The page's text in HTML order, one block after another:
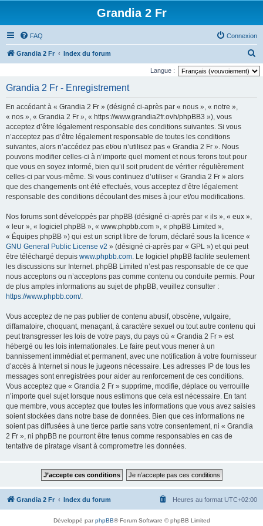
Grandia 2 Fr
FAQ Connexion
Grandia 2 Fr Index du forum
e
Langue :
Grandia 2 Fr - Enregistrement
En accédant à « Grandia 2 Fr » (désigné ci-après par « nous », « notre »,
« nos », « Grandia 2 Fr », « https://www.grandia2fr.ovh/phpBB3 »), vous
acceptez d’être légalement responsable des conditions suivantes. Si vous
n’acceptez pas d’être légalement responsable de toutes les conditions
suivantes, alors n’accédez pas et/ou n’utilisez pas « Grandia 2 Fr ». Nous
pouvons modifier celles-ci à n’importe quel moment et nous ferons tout pour
que vous en soyez informé, bien qu’il soit prudent de vérifier régulièrement
celles-ci par vous-même. Si vous continuez d’utiliser « Grandia 2 Fr » alors
que des changements ont été effectués, vous acceptez d’être légalement
responsable des conditions découlant des mises à jour et/ou modifications.
Nos forums sont développés par phpBB (désigné ci-après par « ils », « eux »,
« leur », « logiciel phpBB », « www.phpbb.com », « phpBB Limited »,
« Équipes phpBB ») qui est un script libre de forum, déclaré sous la licence «
GNU General Public License v2 » (désigné ci-après par « GPL ») et qui peut
être téléchargé depuis www.phpbb.com. Le logiciel phpBB facilite seulement
les discussions sur Internet. phpBB Limited n’est pas responsable de ce que
nous acceptons ou n’acceptons pas comme contenu ou conduite permis. Pour
de plus amples informations au sujet de phpBB, veuillez consulter :
https://www.phpbb.com/.
Vous acceptez de ne pas publier de contenu abusif, obscène, vulgaire,
diffamatoire, choquant, menaçant, à caractère sexuel ou tout autre contenu qui
peut transgresser les lois de votre pays, du pays où « Grandia 2 Fr » est
hébergé ou les lois internationales. Le faire peut vous mener à un
bannissement immédiat et permanent, avec une notification à votre fournisseur
d’accès à Internet si nous le jugeons nécessaire. Les adresses IP de tous les
messages sont enregistrées pour aider au renforcement de ces conditions.
Vous acceptez que « Grandia 2 Fr » supprime, modifie, déplace ou verrouille
n’importe quel sujet lorsque nous estimons que cela est nécessaire. En tant
que membre, vous acceptez que toutes les informations que vous avez saisies
soient stockées dans notre base de données. Bien que ces informations ne
soient pas diffusées à une tierce partie sans votre consentement, ni « Grandia
2 Fr », ni phpBB ne pourront être tenus comme responsables en cas de
tentative de piratage visant à compromettre les données.
Grandia 2 Fr Index du forum Heures au format UTC+02:00
Développé parphpBB® Forum Software © phpBB Limited